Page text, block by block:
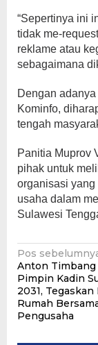
“Sepertinya ini
tidak me-
reklame atau
sebagaimana
Dengan
Kominfo,
tengah
Panitia Muprov
pihak untuk
organisasi yang
usaha dalam
Sulawesi
Navigasi
pos
Pos
Anton Timbang
Pimpin Kadin
2031, Tegaskan
Rumah
Pengusaha